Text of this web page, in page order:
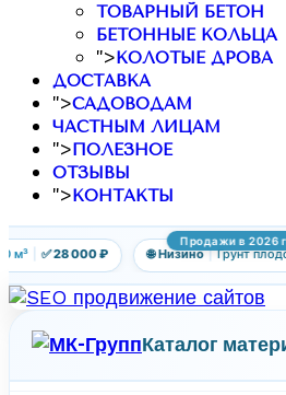
ТОВАРНЫЙ БЕТОН
БЕТОННЫЕ КОЛЬЦА
">КОЛОТЫЕ ДРОВА
ДОСТАВКА
">САДОВОДАМ
ЧАСТНЫМ ЛИЦАМ
">ПОЛЕЗНОЕ
ОТЗЫВЫ
">КОНТАКТЫ
Продажи в 2026
| ✅ 28 000 ₽ 🌐 Низино | Грунт
Каталог